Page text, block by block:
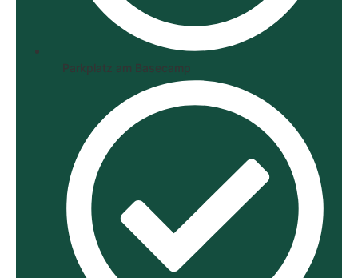
Parkplatz am Basecamp